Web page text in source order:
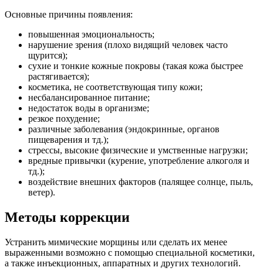
Основные причины появления:
повышенная эмоциональность;
нарушение зрения (плохо видящий человек часто
щурится);
сухие и тонкие кожные покровы (такая кожа быстрее
растягивается);
косметика, не соответствующая типу кожи;
несбалансированное питание;
недостаток воды в организме;
резкое похудение;
различные заболевания (эндокринные, органов
пищеварения и тд.);
стрессы, высокие физические и умственные нагрузки;
вредные привычки (курение, употребление алкоголя и
тд.);
воздействие внешних факторов (палящее солнце, пыль,
ветер).
Методы коррекции
Устранить мимические морщины или сделать их менее
выраженными возможно с помощью специальной косметики,
а также инъекционных, аппаратных и других технологий.